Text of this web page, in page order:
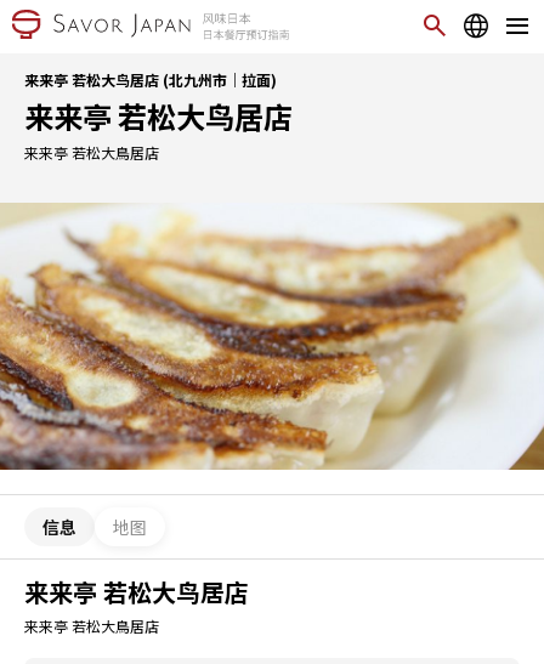
来来亭 若松大鸟居店 (北九州市｜拉面)
来来亭 若松大鸟居店
来来亭 若松大鳥居店
信息 地图
来来亭 若松大鸟居店
来来亭 若松大鳥居店